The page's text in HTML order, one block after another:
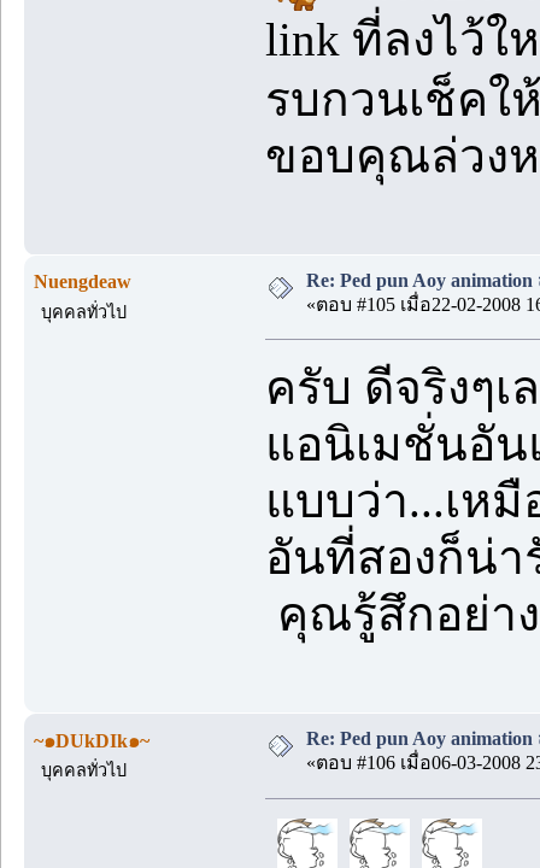
link ที่ลงไว้ใ
รบกวนเช็ค
ขอบคุณล่วงห
Nuengdeaw
บุคคลทั่วไป
Re: Ped pun Aoy
«ตอบ #105 เมื่อ22-02-2008
ครับ ดีจริงๆ
แอนิเมชั่นอัน
แบบว่า...เห
อันที่สองก็น่า
คุณรู้สึกอย่า
~๑DUkDIk๑~
บุคคลทั่วไป
Re: Ped pun Aoy
«ตอบ #106 เมื่อ06-03-2008